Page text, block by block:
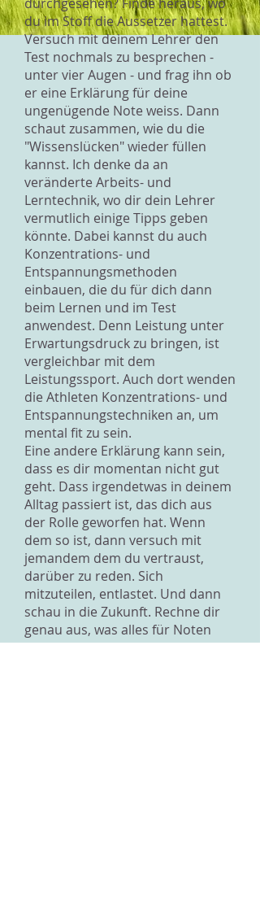
du im Stoff die Aussetzer hattest.
Versuch mit deinem Lehrer den
Test nochmals zu besprechen -
unter vier Augen - und frag ihn ob
er eine Erklärung für deine
ungenügende Note weiss. Dann
schaut zusammen, wie du die
"Wissenslücken" wieder füllen
kannst. Ich denke da an
veränderte Arbeits- und
Lerntechnik, wo dir dein Lehrer
vermutlich einige Tipps geben
könnte. Dabei kannst du auch
Konzentrations- und
Entspannungsmethoden
einbauen, die du für dich dann
beim Lernen und im Test
anwendest. Denn Leistung unter
Erwartungsdruck zu bringen, ist
vergleichbar mit dem
Leistungssport. Auch dort wenden
die Athleten Konzentrations- und
Entspannungstechniken an, um
mental fit zu sein.
Eine andere Erklärung kann sein,
dass es dir momentan nicht gut
geht. Dass irgendetwas in deinem
Alltag passiert ist, das dich aus
der Rolle geworfen hat. Wenn
dem so ist, dann versuch mit
jemandem dem du vertraust,
darüber zu reden. Sich
mitzuteilen, entlastet. Und dann
schau in die Zukunft. Rechne dir
genau aus, was alles für Noten
nötig wären, damit du die 10te